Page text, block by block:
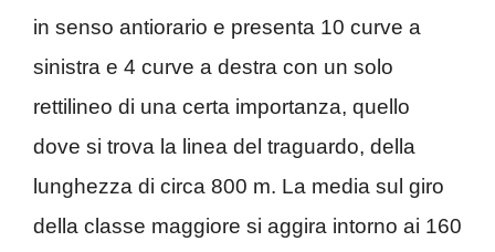
in senso antiorario e presenta 10 curve a
sinistra e 4 curve a destra con un solo
rettilineo di una certa importanza, quello
dove si trova la linea del traguardo, della
lunghezza di circa 800 m. La media sul giro
della classe maggiore si aggira intorno ai 160